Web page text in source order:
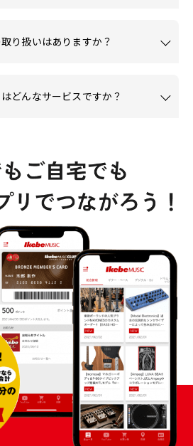
り扱いはありますか？
どんなサービスですか？